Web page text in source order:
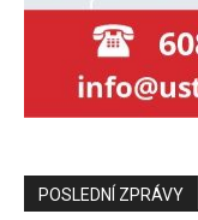
POSLEDNÍ ZPRÁVY